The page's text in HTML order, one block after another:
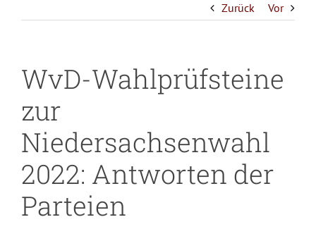
Zurück Vor
WvD-Wahlprüfsteine
zur
Niedersachsenwahl
2022: Antworten der
Parteien